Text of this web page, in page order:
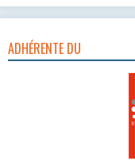
ADHÉRENTE DU